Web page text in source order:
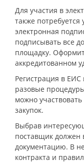
Для участия в
также
электронная
подписывать все
площадку.
аккредитованном
Регистрация в
разовые
можно
закупок.
Выбрав
поставщик должен
документацию. В
контракта и